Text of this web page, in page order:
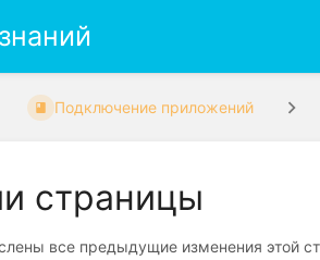
Подключение приложений
страницы
все предыдущие изменения этой